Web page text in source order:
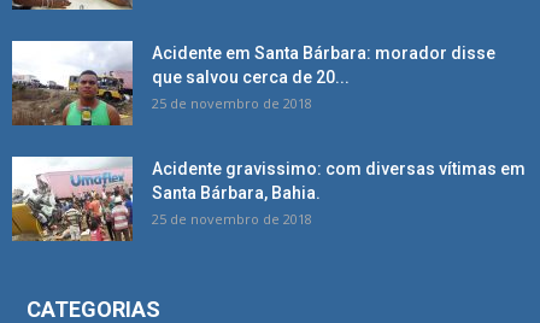
Acidente em Santa Bárbara: morador disse
que salvou cerca de 20...
25 de novembro de 2018
Acidente gravissimo: com diversas vítimas em
Santa Bárbara, Bahia.
25 de novembro de 2018
CATEGORIAS